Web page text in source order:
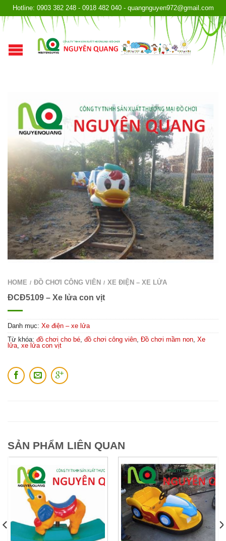
Hotline: 0903 382 248 - 0918 482 040 - quangnguyen972@gmail.com
HOME / ĐỒ CHƠI CÔNG VIÊN / XE ĐIỆN – XE LỬA
ĐCĐ5109 – Xe lửa con vịt
Danh mục: Xe điện – xe lửa
Từ khóa: đồ chơi cho bé, đồ chơi công viên, Đồ chơi mầm non, Xe
lửa, xe lửa con vịt
SẢN PHẨM LIÊN QUAN